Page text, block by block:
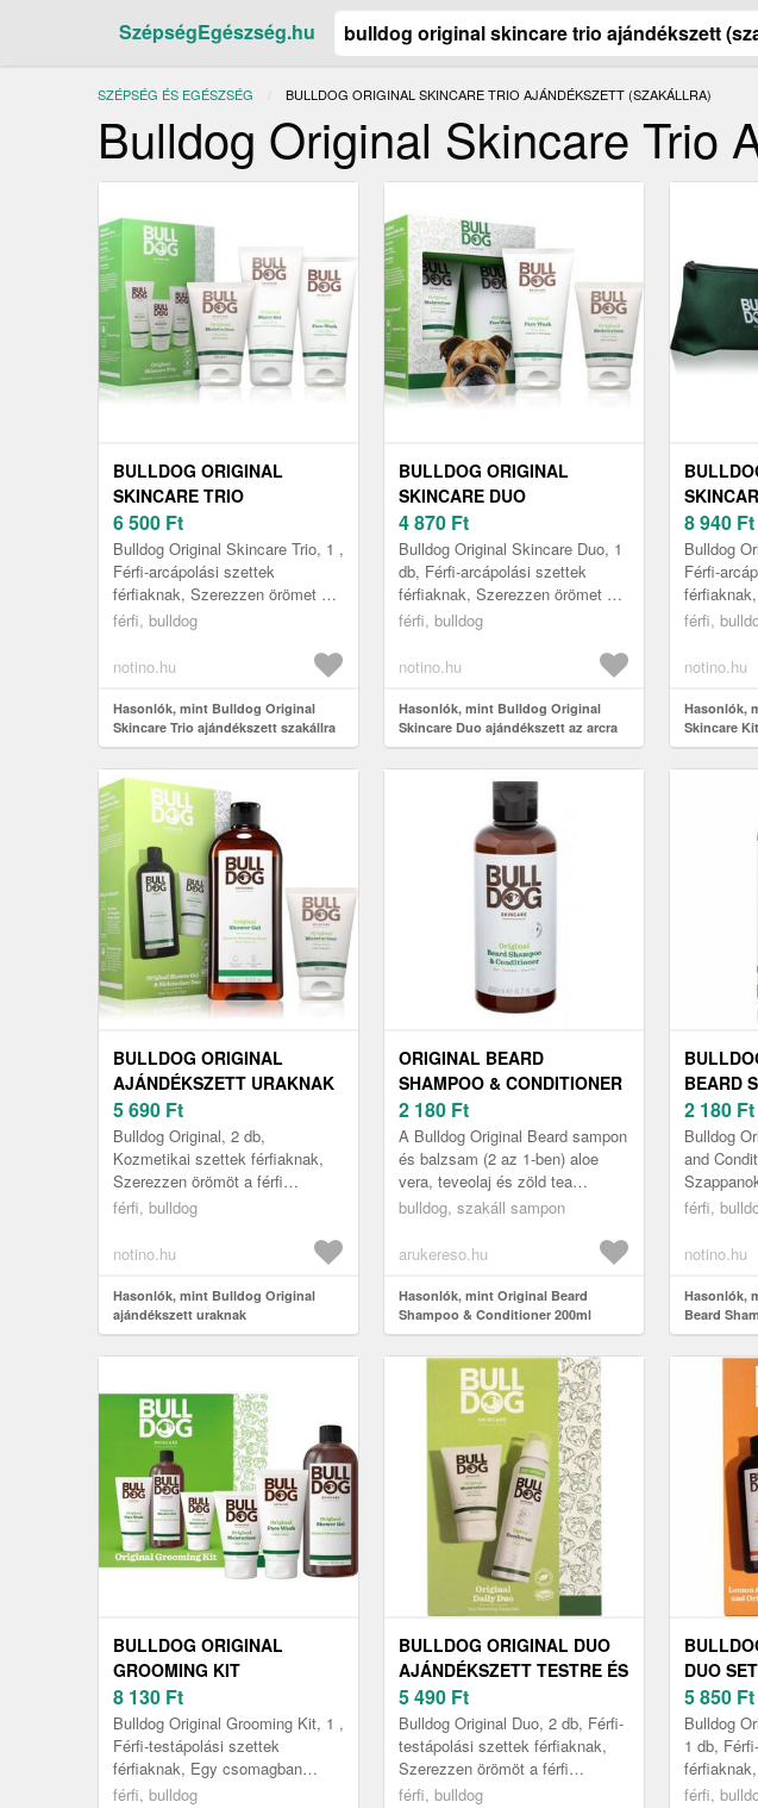
SzépségEgészség.hu
SZÉPSÉG ÉS EGÉSZSÉG JELENLEGI:
BULLDOG ORIGINAL SKINCARE TRIO AJÁNDÉKSZETT (SZAKÁLLRA)
Bulldog Original Skincare Trio
BULLDOG ORIGINAL
SKINCARE TRIO
AJÁNDÉKSZETT
SZAKÁLLRA
6 500 Ft
Bulldog Original Skincare Trio, 1 ,
Férfi-arcápolási szettek
férfiaknak, Szerezzen örömet a
férfiak arcbőrét ápoló
Ori...
férfi, bulldog
notino.hu
Hasonlók, mint Bulldog Original
Skincare Trio ajándékszett szakállra
BULLDOG ORIGINAL
SKINCARE DUO
AJÁNDÉKSZETT AZ ARCRA
4 870 Ft
Bulldog Original Skincare Duo, 1
db, Férfi-arcápolási szettek
férfiaknak, Szerezzen örömet a
férfiak arcbőrét ápoló
Or...
férfi, bulldog
notino.hu
Hasonlók, mint Bulldog Original
Skincare Duo ajándékszett az arcra
8 940 Ft
Bulldog
Férfi-
férfiak
Orig...
férfi,
notino.hu
Hasonlók,
Skincare
BULLDOG ORIGINAL
AJÁNDÉKSZETT URAKNAK
5 690 Ft
Bulldog Original, 2 db,
Kozmetikai szettek férfiaknak,
Szerezzen örömöt a férfi
testápoló készítményekkel teli
készlette...
férfi, bulldog
notino.hu
Hasonlók, mint Bulldog Original
ajándékszett uraknak
ORIGINAL BEARD
SHAMPOO & CONDITIONER
200ML
2 180 Ft
A Bulldog Original Beard sampon
és balzsam (2 az 1-ben) aloe
vera, teveolaj és zöld tea
természetes kivonatait
és ...
bulldog, szakáll sampon
arukereso.hu
Hasonlók, mint Original Beard
Shampoo & Conditioner 200ml
BEARD
2 180 Ft
Bulldog
and
férfiaknak,
férfi,
notino.hu
Hasonlók,
Beard
sampon
200 ml
BULLDOG ORIGINAL
GROOMING KIT
AJÁNDÉKSZETT TESTRE ÉS
ARCRA
8 130 Ft
Bulldog Original Grooming Kit, 1 ,
Férfi-testápolási szettek
férfiaknak, Egy csomagban
minden, ami a gyönyörű bőrhöz
férfi, bulldog
BULLDOG ORIGINAL DUO
AJÁNDÉKSZETT TESTRE ÉS
ARCRA URAKNAK
5 490 Ft
Bulldog Original Duo, 2 db, Férfi-
testápolási szettek férfiaknak,
Szerezzen örömöt a férfi
testápoló készítményekkel teli
férfi, bulldog
DUO
TESTRE
5 850 Ft
Bulldog
1 db,
férfiak
férfi,